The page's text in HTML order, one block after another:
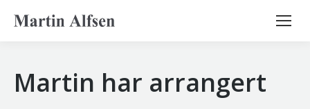
Search:
Martin har arrangert